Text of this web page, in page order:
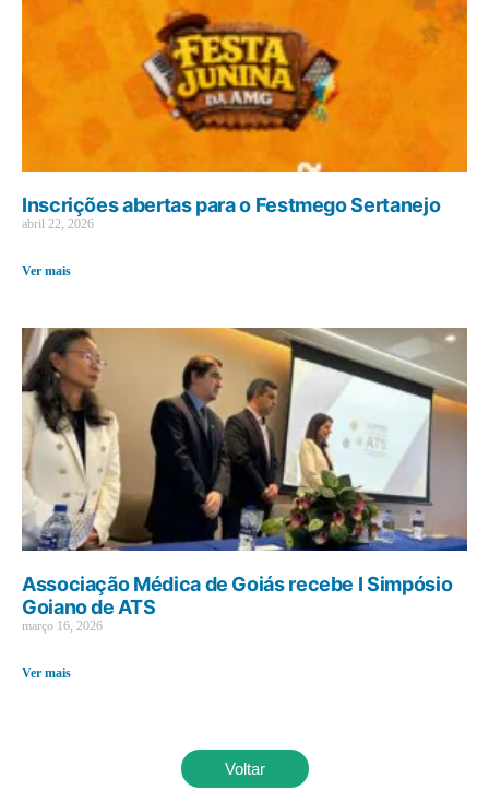
Inscrições abertas para o Festmego Sertanejo
abril 22, 2026
Ver mais
Associação Médica de Goiás recebe I Simpósio
Goiano de ATS
março 16, 2026
Ver mais
Voltar